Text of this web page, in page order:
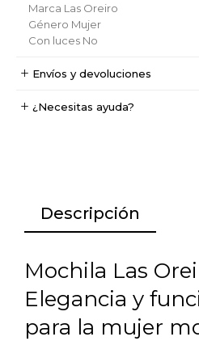
Marca Las Oreiro
Género Mujer
Con luces No
Envíos y devoluciones
¿Necesitas ayuda?
Descripción
Mochila Las
Elegancia y
para la mujer